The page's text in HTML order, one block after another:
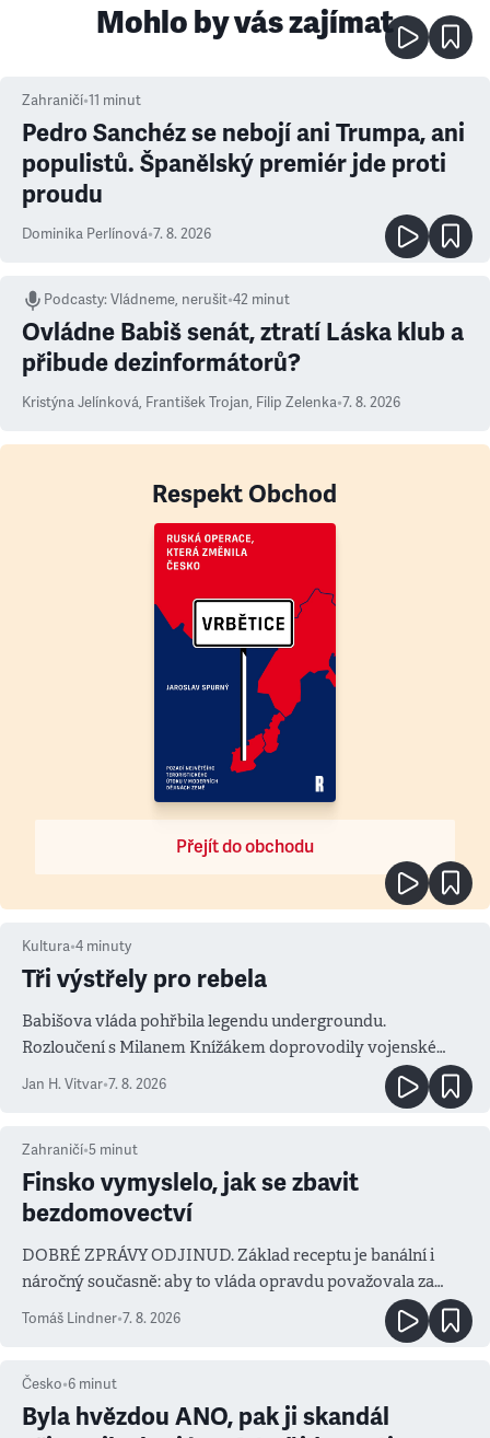
Mohlo by vás zajímat
Zahraničí•11 minut
Pedro Sanchéz se nebojí ani Trumpa, ani
populistů. Španělský premiér jde proti
proudu
Dominika Perlínová•7. 8. 2026
Podcasty:Vládneme, nerušit•42 minut
Ovládne Babiš senát, ztratí Láska klub a
přibude dezinformátorů?
Kristýna Jelínková, František Trojan, Filip Zelenka•7. 8. 2026
Respekt Obchod
Přejít do obchodu
Kultura•4 minuty
Tři výstřely pro rebela
Babišova vláda pohřbila legendu undergroundu.
Rozloučení s Milanem Knížákem doprovodily vojenské
salvy i kritika pokrokářů
Jan H. Vitvar•7. 8. 2026
Zahraničí•5 minut
Finsko vymyslelo, jak se zbavit
bezdomovectví
DOBRÉ ZPRÁVY ODJINUD. Základ receptu je banální i
náročný současně: aby to vláda opravdu považovala za
prioritu
Tomáš Lindner•7. 8. 2026
Česko•6 minut
Byla hvězdou ANO, pak ji skandál